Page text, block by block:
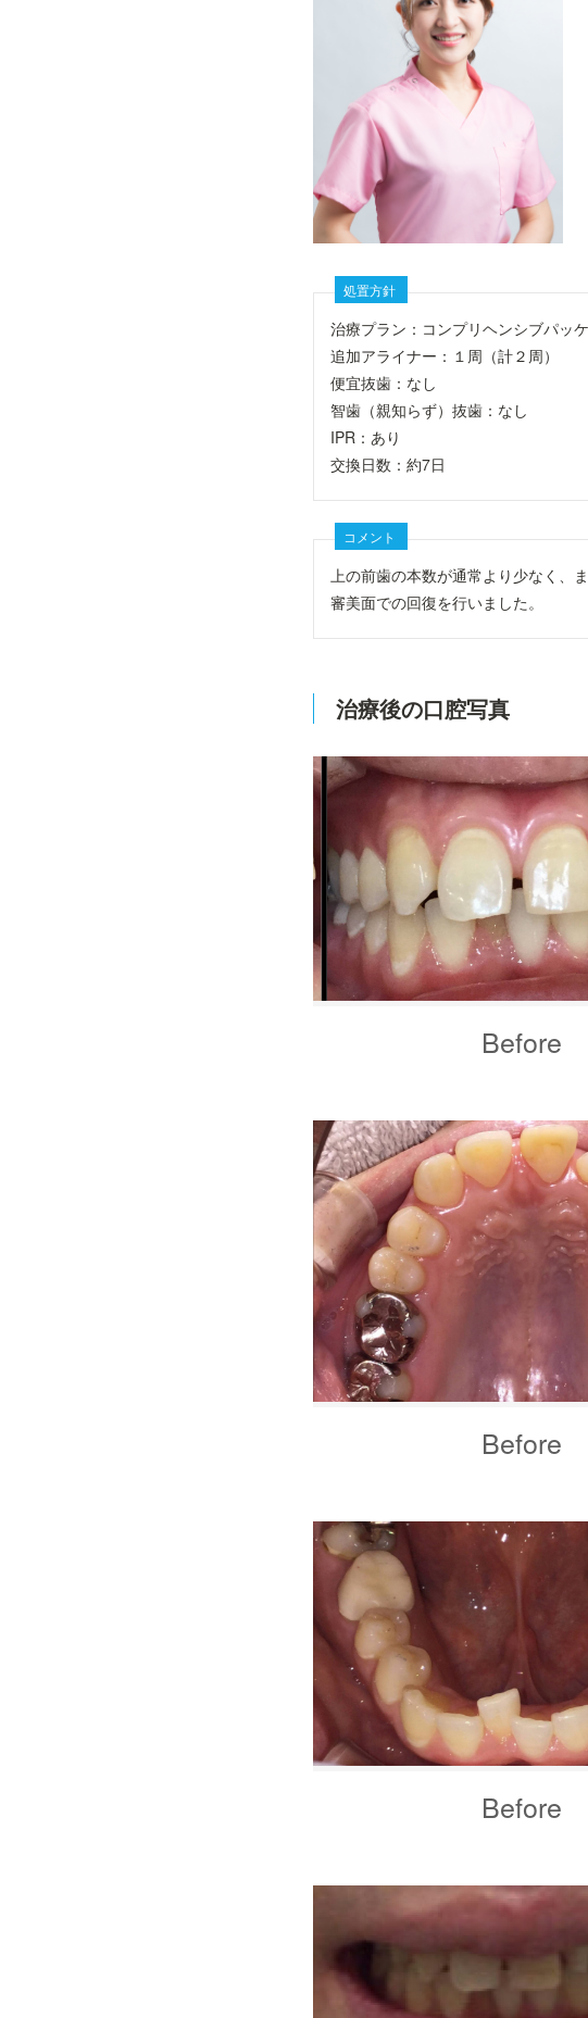
処置方針
治療プラン：コンプリヘンシブパッ
追加アライナー：１周（計２周）
便宜抜歯：なし
智歯（親知らず）抜歯：なし
IPR：あり
交換日数：約7日
コメント
上の前歯の本数が通常より少なく、
審美面での回復を行いました。
治療後の口腔写真
Before
Before
Before